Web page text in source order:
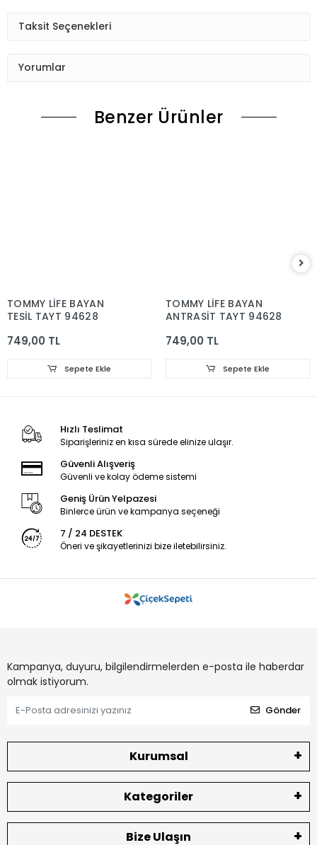
Taksit Seçenekleri
Yorumlar
Benzer Ürünler
TOMMY LİFE BAYAN
TEŞİL TAYT 94628
749,00 TL
Sepete Ekle
TOMMY LİFE BAYAN
ANTRASİT TAYT 94628
749,00 TL
Sepete Ekle
Hızlı Teslimat
Siparişleriniz en kısa sürede elinize ulaşır.
Güvenli Alışveriş
Güvenli ve kolay ödeme sistemi
Geniş Ürün Yelpazesi
Binlerce ürün ve kampanya seçeneği
7 / 24 DESTEK
Öneri ve şikayetlerinizi bize iletebilirsiniz.
Kampanya, duyuru, bilgilendirmelerden e-posta ile haberdar
olmak istiyorum.
Gönder
Kurumsal
Kategoriler
Bize Ulaşın